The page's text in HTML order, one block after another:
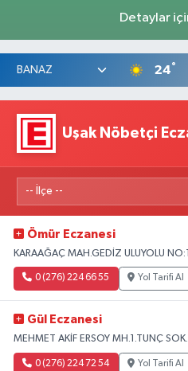
Detaylar
24°
Uşak Nöbetçi
Ömür Eczanesi
KARAAĞAÇ MAH.GEDİZ ULUYOLU
0 (276) 224 66 55 Yol Tarifi Al
Gül Eczanesi
MEHMET AKİF ERSOY MH.1.TUNÇ
0 (276) 224 72 54 Yol Tarifi Al